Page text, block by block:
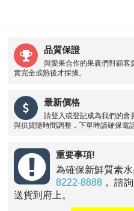
品質保證
與愛果合作的果農們對顧客
實完全成熟後才採摘。
最新價格
請登入或登記成為我們的會
與供貨隨時間調整，下單時請確保電
重要事項!
為確保新鮮質素
8222-8888 ， 諮
送貨到府上。